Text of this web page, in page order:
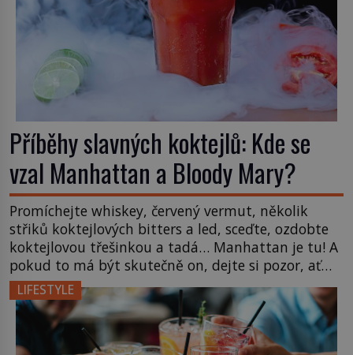
Příběhy slavných koktejlů: Kde se
vzal Manhattan a Bloody Mary?
Promíchejte whiskey, červený vermut, několik
střiků koktejlových bitters a led, sceďte, ozdobte
koktejlovou třešinkou a tadá… Manhattan je tu! A
pokud to má být skutečně on, dejte si pozor, ať
místo klasické americké rye whiskey či klidně
bourbonu nepoužijete skotskou whisku. Co se
stane? Inu, koktejl bude stále skvělý, ale už to
nebude Manhattan ale […]
LIFESTYLE